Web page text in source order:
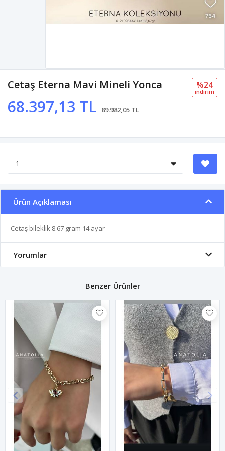
Cetaş Eterna Mavi Mineli Yonca
68.397,13 TL 89.982,05 TL
%24
i̇ndi̇ri̇m
Ürün Açıklaması
Cetaş bileklik 8.67 gram 14 ayar
Yorumlar
Benzer Ürünler